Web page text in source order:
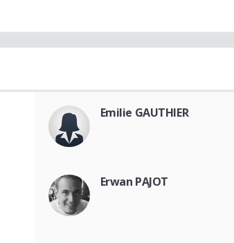
Emilie GAUTHIER
Erwan PAJOT